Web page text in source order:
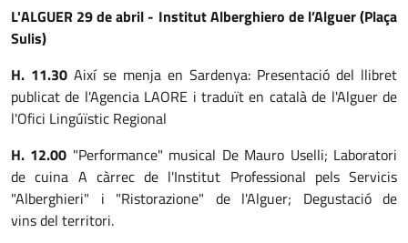
L'ALGUER 29 de abril - Institut Alberghiero de l’Alguer (Plaça
Sulis)
H. 11.30 Així se menja en Sardenya: Presentació del llibret
publicat de l'Agencia LAORE i traduït en català de l'Alguer de
l'Ofici Lingúïstic Regional
H. 12.00 "Performance" musical De Mauro Uselli; Laboratori
de cuina A càrrec de l'Institut Professional pels Servicis
"Alberghieri" i "Ristorazione" de l'Alguer; Degustació de
vins del territori.